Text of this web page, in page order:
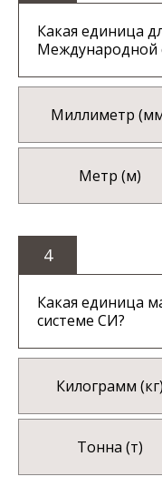
Какая единица
Международной
Миллиметр
Метр (м)
4
Какая единица
системе СИ?
Килограмм (кг)
Тонна (т)